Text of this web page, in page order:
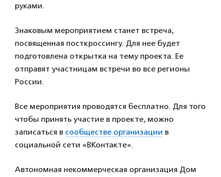
руками.
Знаковым мероприятием станет встреча,
посвященная посткроссингу. Для нее будет
подготовлена открытка на тему проекта. Ее
отправят участницам встречи во все регионы
России.
Все мероприятия проводятся бесплатно. Для того
чтобы принять участие в проекте, можно
записаться в сообществе организации в
социальной сети «ВКонтакте».
Автономная некоммерческая организация Дом